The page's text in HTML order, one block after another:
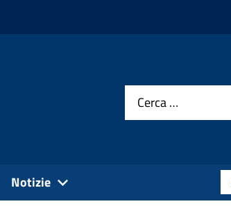
Cerca …
Notizie